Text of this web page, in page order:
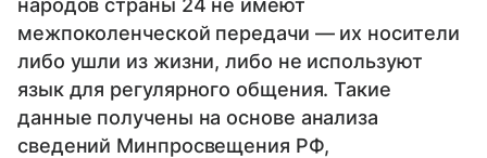
народов страны 24 не имеют
межпоколенческой передачи — их носители
либо ушли из жизни, либо не используют
язык для регулярного общения. Такие
данные получены на основе анализа
сведений Минпросвещения РФ,